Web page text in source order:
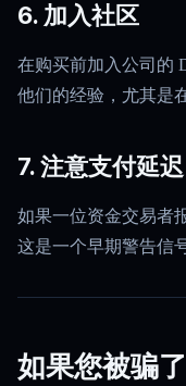
6. 加入社区
在购买前加入公司的
他们的经验，尤其是
7. 注意支付延迟
如果一位资金交易者
这是一个早期警告信
如果您被骗